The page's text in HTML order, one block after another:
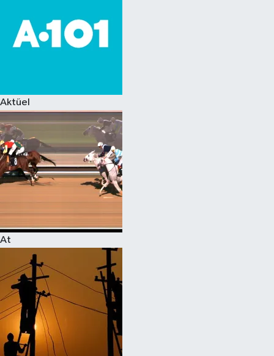
Aktüel
At